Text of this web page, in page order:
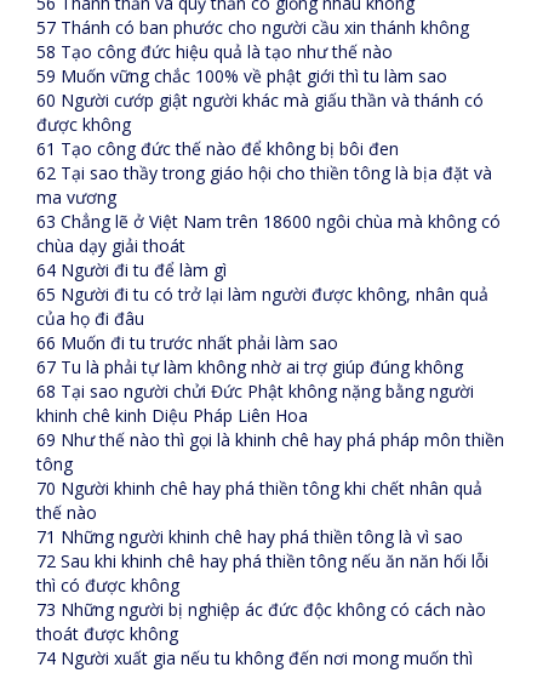
57 Thánh có ban phước cho người cầu xin thánh không
58 Tạo công đức hiệu quả là tạo như thế nào
59 Muốn vững chắc 100% về phật giới thì tu làm sao
60 Người cướp giật người khác mà giấu thần và thánh có
được không
61 Tạo công đức thế nào để không bị bôi đen
62 Tại sao thầy trong giáo hội cho thiền tông là bịa đặt và
ma vương
63 Chẳng lẽ ở Việt Nam trên 18600 ngôi chùa mà không có
chùa dạy giải thoát
64 Người đi tu để làm gì
65 Người đi tu có trở lại làm người được không, nhân quả
của họ đi đâu
66 Muốn đi tu trước nhất phải làm sao
67 Tu là phải tự làm không nhờ ai trợ giúp đúng không
68 Tại sao người chửi Đức Phật không nặng bằng người
khinh chê kinh Diệu Pháp Liên Hoa
69 Như thế nào thì gọi là khinh chê hay phá pháp môn thiền
tông
70 Người khinh chê hay phá thiền tông khi chết nhân quả
thế nào
71 Những người khinh chê hay phá thiền tông là vì sao
72 Sau khi khinh chê hay phá thiền tông nếu ăn năn hối lỗi
thì có được không
73 Những người bị nghiệp ác đức độc không có cách nào
thoát được không
74 Người xuất gia nếu tu không đến nơi mong muốn thì